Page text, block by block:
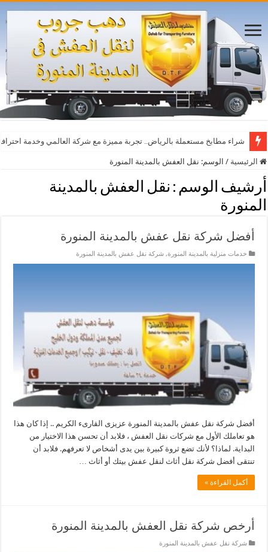
شراء مطابخ مستعملة بالرياض.. تجربة مميزة مع شركة العالمي وخدمة
أفضل مواقع مشاهدة مباريات اليوم بث مباشر بدون تقطيع
الرئيسية / الوسم: نقل العفش بالمدينة المنورة
أرشيف الوسم : نقل العفش بالمدينة
المنورة
أفضل شركة نقل عفش بالمدينة المنورة
خدمات منزلية بالمدينة المنورة,شركة نقل عفش بالمدينة المنورة
أفضل شركة نقل عفش بالمدينة المنورة عزيزى القارىء الكريم .. إذا كان هذا
هو تعاملك الأول مع شركات نقل العفش ، فلابد أن تحسن هذا الاختيار من
البداية. لماذا؟ لأنك تضع ثروة كبيرة بين يدى أشخاص لا تعرفهم. فلابد أن
تنتقى أفضل شركة نقل أثاث لنقل عفش بيتك أو أثاث …
أكمل القراءة »
أرخص شركة نقل العفش بالمدينة المنورة
شركة نقل عفش بالمدينة المنورة